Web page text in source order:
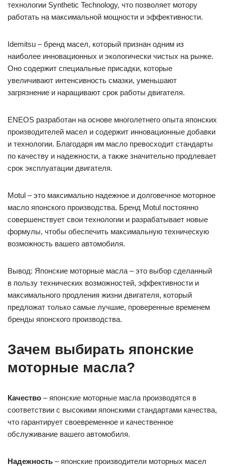
технологии Synthetic Technology, что позволяет мотору
работать на максимальной мощности и эффективности.
Idemitsu – бренд масел, который признан одним из
наиболее инновационных и экологически чистых на рынке.
Оно содержит специальные присадки, которые
увеличивают интенсивность смазки, уменьшают
загрязнение и наращивают срок работы двигателя.
ENEOS разработан на основе многолетнего опыта японских
производителей масел и содержит инновационные добавки
и технологии. Благодаря им масло превосходит стандарты
по качеству и надежности, а также значительно продлевает
срок эксплуатации двигателя.
Motul – это максимально надежное и долговечное моторное
масло японского производства. Бренд Motul постоянно
совершенствует свои технологии и разрабатывает новые
формулы, чтобы обеспечить максимальную техническую
возможность вашего автомобиля.
Вывод: Японские моторные масла – это выбор сделанный
в пользу технических возможностей, эффективности и
максимального продления жизни двигателя, который
предложат только самые лучшие, проверенные временем
бренды японского производства.
Зачем выбирать японские
моторные масла?
Качество – японские моторные масла производятся в
соответствии с высокими японскими стандартами качества,
что гарантирует своевременное и качественное
обслуживание вашего автомобиля.
Надежность – японские производители моторных масел